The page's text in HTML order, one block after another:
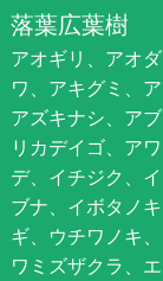
落葉広葉樹
アオギリ、アオ
ワ、アキグミ、
アズキナシ、ア
リカデイゴ、ア
デ、イチジク、
ブナ、イボタノ
ギ、ウチワノキ
ワミズザクラ、